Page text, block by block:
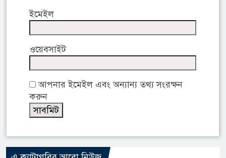
ইমেইল
ওয়েবসাইট
আপনার ইমেইল এবং অন্যান্য তথ্য সংরক্ষন
করুন